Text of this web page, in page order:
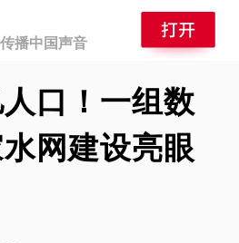
播中国声音
口！一组数
网建设亮眼